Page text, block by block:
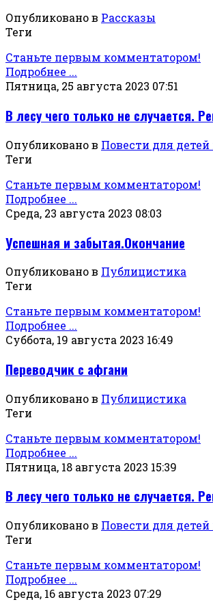
Опубликовано в Рассказы
Теги
Станьте первым комментатором!
Подробнее ...
Пятница, 25 августа 2023 07:51
В лесу чего только не случается.
Опубликовано в Повести для детей
Теги
Станьте первым комментатором!
Подробнее ...
Среда, 23 августа 2023 08:03
Успешная и забытая.Окончание
Опубликовано в Публицистика
Теги
Станьте первым комментатором!
Подробнее ...
Суббота, 19 августа 2023 16:49
Переводчик с афгани
Опубликовано в Публицистика
Теги
Станьте первым комментатором!
Подробнее ...
Пятница, 18 августа 2023 15:39
В лесу чего только не случается.
Опубликовано в Повести для детей
Теги
Станьте первым комментатором!
Подробнее ...
Среда, 16 августа 2023 07:29